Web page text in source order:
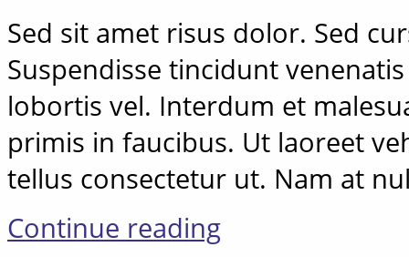
Sed sit amet risus dolor. Sed
Suspendisse tincidunt
lobortis vel. Interdum et
primis in faucibus. Ut laoreet
tellus consectetur ut. Nam at
Continue reading